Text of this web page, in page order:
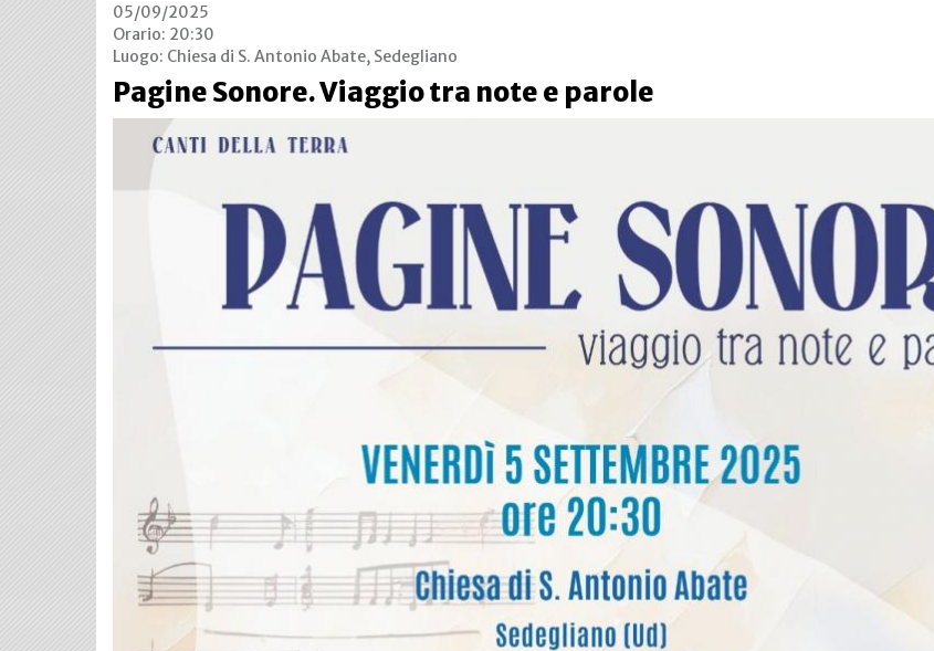
05/09/2025
Orario: 20:30
Luogo: Chiesa di S. Antonio Abate, Sedegliano
Pagine Sonore. Viaggio tra note e parole